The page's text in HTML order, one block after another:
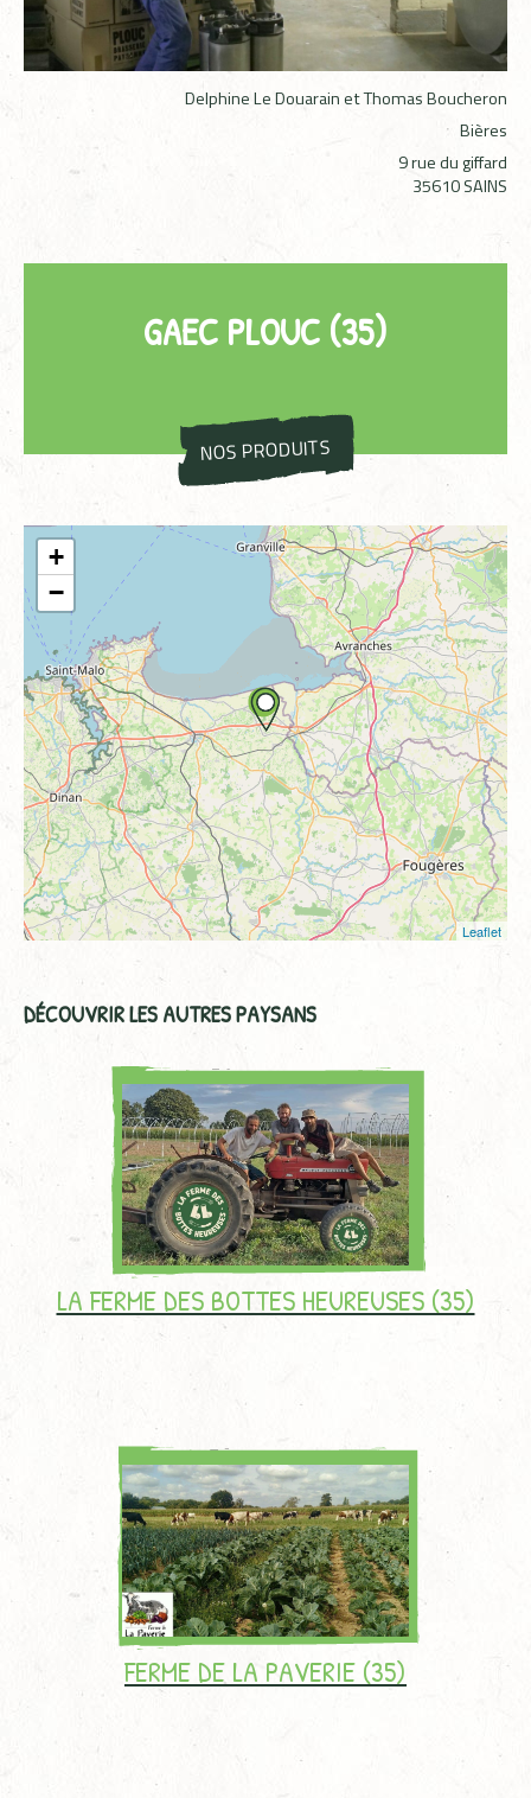
Delphine Le Douarain et Thomas Boucheron
Bières
9 rue du giffard
35610 SAINS
GAEC PLOUC (35)
NOS PRODUITS
+
−
Leaflet
DÉCOUVRIR LES AUTRES PAYSANS
LA FERME DES BOTTES HEUREUSES (35)
FERME DE LA PAVERIE (35)